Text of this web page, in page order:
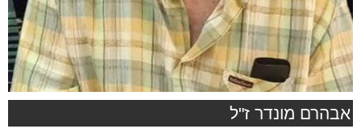
אבהרם מונדר ז"ל